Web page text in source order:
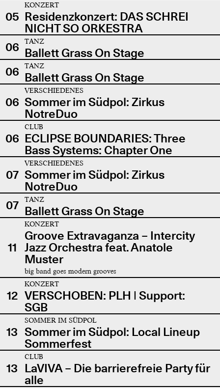
05
KONZERT
Residenzkonzert: DAS SCHREI
NICHT SO ORKESTRA
06
TANZ
Ballett Grass On Stage
06
TANZ
Ballett Grass On Stage
06
VERSCHIEDENES
Sommer im Südpol: Zirkus
NotreDuo
06
CLUB
ECLIPSE BOUNDARIES: Three
Bass Systems: Chapter One
07
VERSCHIEDENES
Sommer im Südpol: Zirkus
NotreDuo
07
TANZ
Ballett Grass On Stage
11
KONZERT
Groove Extravaganza – Intercity
Jazz Orchestra feat. Anatole
Muster
big band goes modern grooves
12
KONZERT
VERSCHOBEN: PLH | Support:
SGB
13
SOMMER IM SÜDPOL
Sommer im Südpol: Local Lineup
Sommerfest
13
CLUB
LaVIVA – Die barrierefreie Party für
alle